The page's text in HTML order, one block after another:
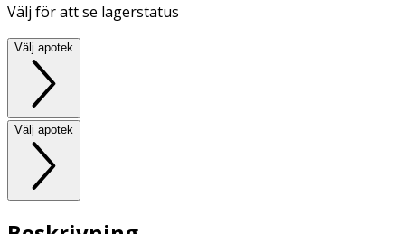
Välj för att se lagerstatus
Välj apotek
Välj apotek